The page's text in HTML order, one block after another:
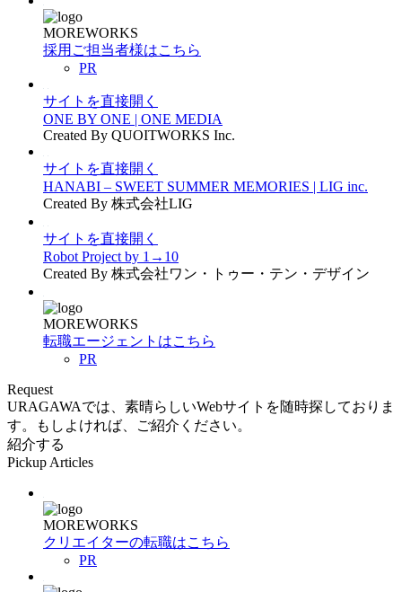
MOREWORKS
採用ご担当者様はこちら
PR
サイトを直接開く
ONE BY ONE | ONE MEDIA
Created By QUOITWORKS Inc.
サイトを直接開く
HANABI – SWEET SUMMER MEMORIES | LIG inc.
Created By 株式会社LIG
サイトを直接開く
Robot Project by 1→10
Created By 株式会社ワン・トゥー・テン・デザイン
MOREWORKS
転職エージェントはこちら
PR
Request
URAGAWAでは、素晴らしいWebサイトを随時探しておりま
す。もしよければ、ご紹介ください。
紹介する
Pickup Articles
MOREWORKS
クリエイターの転職はこちら
PR